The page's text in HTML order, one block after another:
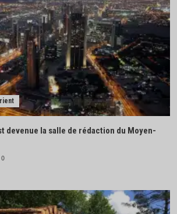
devenue la salle de rédaction du Moyen-
0